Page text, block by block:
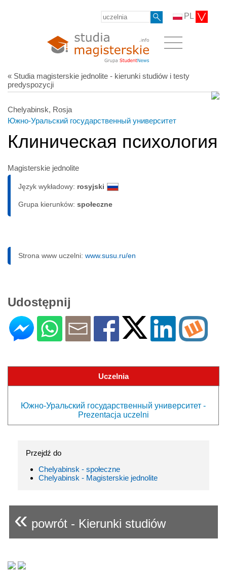
PL
« Studia magisterskie jednolite - kierunki studiów i testy
predyspozycji
Chelyabinsk, Rosja
Южно-Уральский государственный университет
Клиническая психология
Magisterskie jednolite
Język wykładowy: rosyjski
Grupa kierunków: społeczne
Strona www uczelni: www.susu.ru/en
Udostępnij
Uczelnia
Южно-Уральский государственный университет -
Prezentacja uczelni
Przejdź do
Chelyabinsk - społeczne
Chelyabinsk - Magisterskie jednolite
« powrót - Kierunki studiów